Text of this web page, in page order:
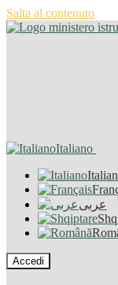
Salta al contenuto
Italiano
عربى
Accedi